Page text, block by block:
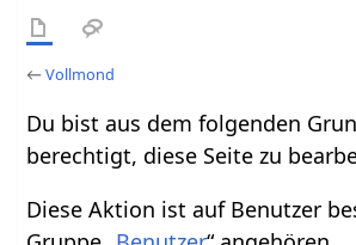
←Vollmond
Du bist aus dem folgenden
berechtigt, diese Seite zu
Diese Aktion ist auf Benutzer